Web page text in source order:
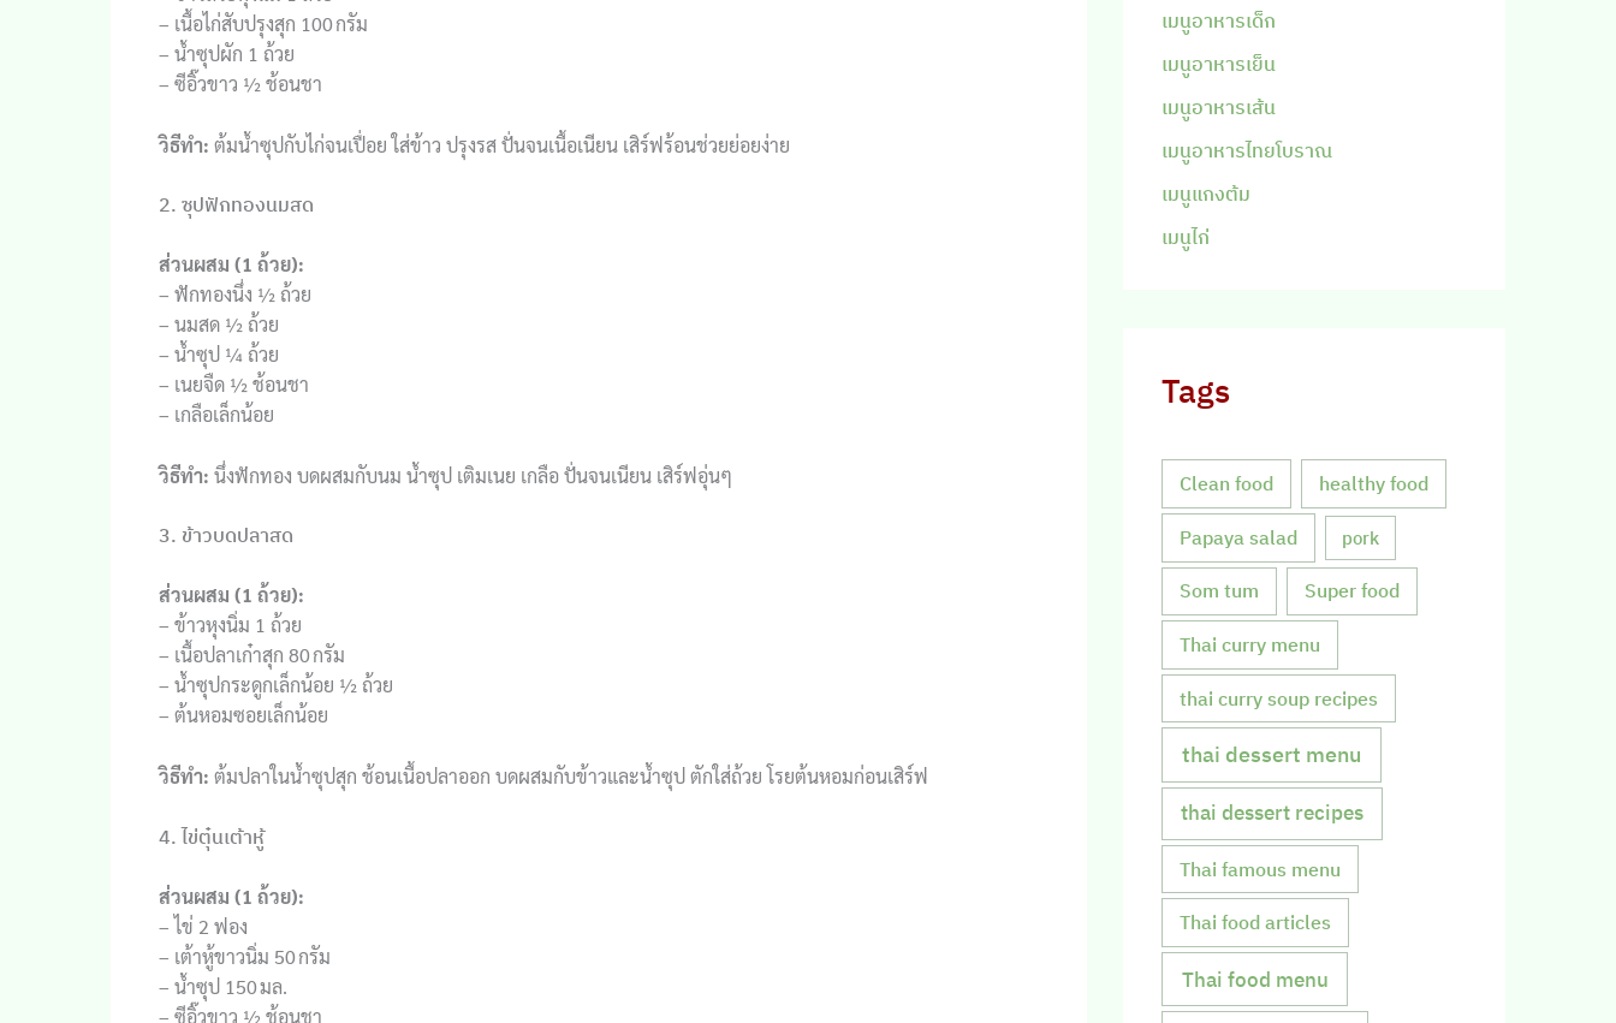
– เนื้อไก่สับปรุงสุก 100 กรัม
– น้ำซุปผัก 1 ถ้วย
– ซีอิ๊วขาว ½ ช้อนชา
วิธีทำ: ต้มน้ำซุปกับไก่จนเปื่อย ใส่ข้าว ปรุงรส ปั่นจนเนื้อเนียน เสิร์ฟร้อนช่วยย่อยง่าย
2. ซุปฟักทองนมสด
ส่วนผสม (1 ถ้วย):
– ฟักทองนึ่ง ½ ถ้วย
– นมสด ½ ถ้วย
– น้ำซุป ¼ ถ้วย
– เนยจืด ½ ช้อนชา
– เกลือเล็กน้อย
วิธีทำ: นึ่งฟักทอง บดผสมกับนม น้ำซุป เติมเนย เกลือ ปั่นจนเนียน เสิร์ฟอุ่นๆ
3. ข้าวบดปลาสด
ส่วนผสม (1 ถ้วย):
– ข้าวหุงนิ่ม 1 ถ้วย
– เนื้อปลาเก๋าสุก 80 กรัม
– น้ำซุปกระดูกเล็กน้อย ½ ถ้วย
– ต้นหอมซอยเล็กน้อย
วิธีทำ: ต้มปลาในน้ำซุปสุก ช้อนเนื้อปลาออก บดผสมกับข้าวและน้ำซุป ตักใส่ถ้วย โรยต้นหอมก่อนเสิร์ฟ
4. ไข่ตุ๋นเต้าหู้
ส่วนผสม (1 ถ้วย):
– ไข่ 2 ฟอง
– เต้าหู้ขาวนิ่ม 50 กรัม
– น้ำซุป 150 มล.
– ซีอิ๊วขาว ½ ช้อนชา
เมนูอาหารเด็ก
เมนูอาหารเย็น
เมนูอาหารเส้น
เมนูอาหารไทยโบราณ
เมนูแกงต้ม
เมนูไก่
Tags
Clean food healthy food
Papaya salad pork
Som tum Super food
Thai curry menu
thai curry soup recipes
thai dessert menu
thai dessert recipes
Thai famous menu
Thai food articles
Thai food menu